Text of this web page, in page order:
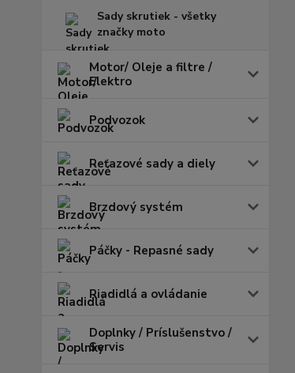
Sady skrutiek - všetky
značky moto
Motor/ Oleje a filtre /
Elektro
Podvozok
Reťazové sady a diely
Brzdový systém
Páčky - Repasné sady
Riadidlá a ovládanie
Doplnky / Príslušenstvo /
Servis